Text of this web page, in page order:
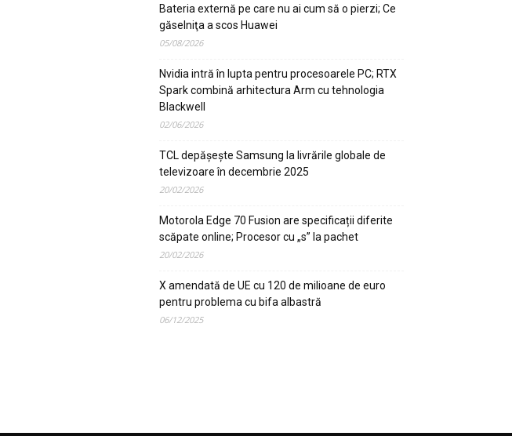
Bateria externă pe care nu ai cum să o pierzi; Ce
găselniţa a scos Huawei
05/08/2026
Nvidia intră în lupta pentru procesoarele PC; RTX
Spark combină arhitectura Arm cu tehnologia
Blackwell
02/06/2026
TCL depășește Samsung la livrările globale de
televizoare în decembrie 2025
20/02/2026
Motorola Edge 70 Fusion are specificații diferite
scăpate online; Procesor cu „s” la pachet
20/02/2026
X amendată de UE cu 120 de milioane de euro
pentru problema cu bifa albastră
06/12/2025